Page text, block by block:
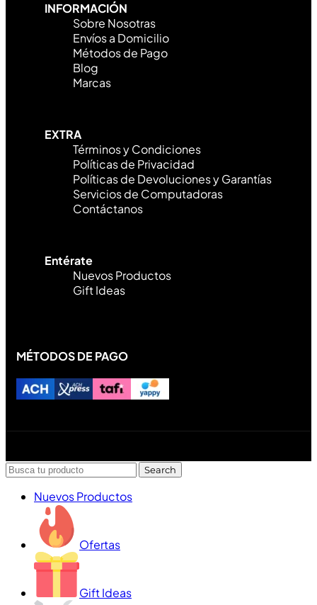
INFORMACIÓN
Sobre Nosotras
Envíos a Domicilio
Métodos de Pago
Blog
Marcas
EXTRA
Términos y Condiciones
Políticas de Privacidad
Políticas de Devoluciones y Garantías
Servicios de Computadoras
Contáctanos
Entérate
Nuevos Productos
Gift Ideas
MÉTODOS DE PAGO
Search
Nuevos Productos
Ofertas
Gift Ideas